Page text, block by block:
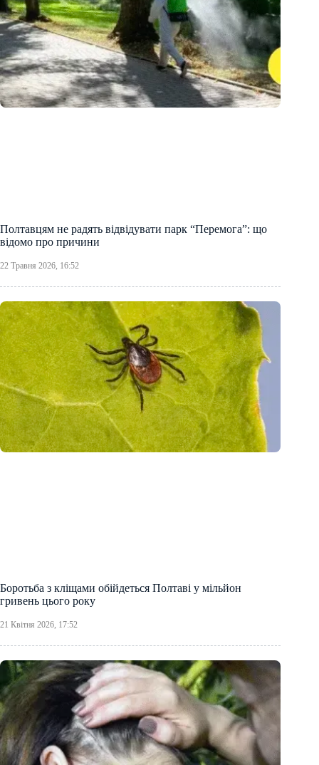
Полтавцям не радять відвідувати парк “Перемога”: що
відомо про причини
22 Травня 2026, 16:52
Боротьба з кліщами обійдеться Полтаві у мільйон
гривень цього року
21 Квітня 2026, 17:52